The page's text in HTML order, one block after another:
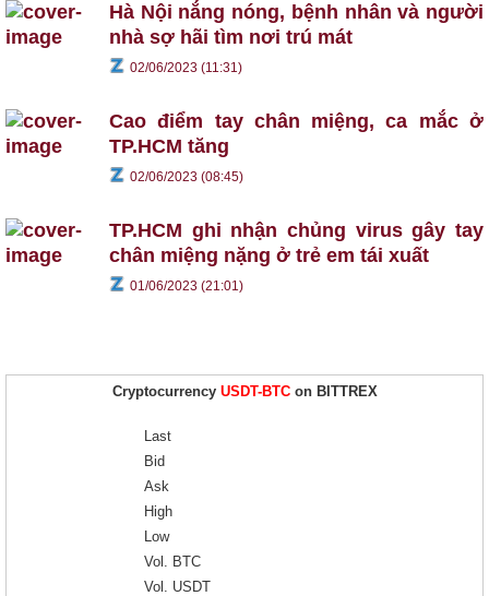
Hà Nội nắng nóng, bệnh nhân và người
nhà sợ hãi tìm nơi trú mát
02/06/2023 (11:31)
Cao điểm tay chân miệng, ca mắc ở
TP.HCM tăng
02/06/2023 (08:45)
TP.HCM ghi nhận chủng virus gây tay
chân miệng nặng ở trẻ em tái xuất
01/06/2023 (21:01)
Cryptocurrency USDT-BTCon BITTREX
Last
Bid
Ask
High
Low
Vol. BTC
Vol. USDT